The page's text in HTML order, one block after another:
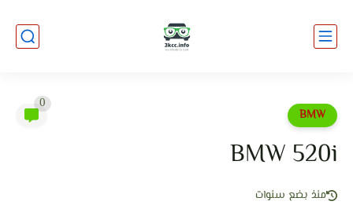
BMW
0
BMW 520i
منذ بضع سنوات